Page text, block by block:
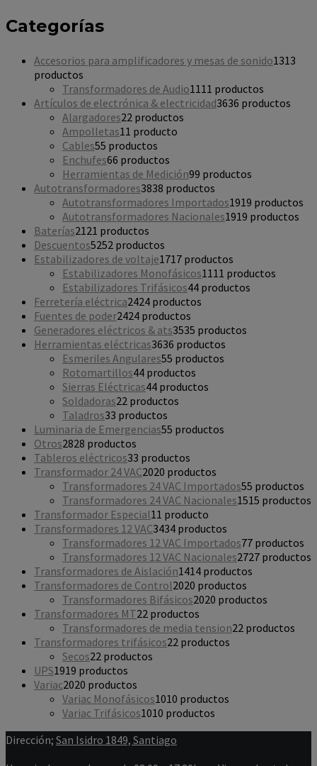
Categorías
Accesorios para amplificadores y mesas de sonido1313
productos
Transformadores de Audio11 11 productos
Artículos de electrónica & electricidad3636 productos
Alargadores22 productos
Ampolletas1 1 producto
Cables55 productos
Enchufes66 productos
Herramientas de Medición99 productos
Autotransformadores3838 productos
Autotransformadores Importados1919 productos
Autotransformadores Nacionales1919 productos
Baterías21 21 productos
Descuentos5252 productos
Estabilizadores de voltaje1717 productos
Estabilizadores Monofásicos11 11 productos
Estabilizadores Trifásicos44 productos
Ferretería eléctrica2424 productos
Fuentes de poder2424 productos
Generadores eléctricos & ats3535 productos
Herramientas eléctricas3636 productos
Esmeriles Angulares55 productos
Rotomartillos44 productos
Sierras Eléctricas44 productos
Soldadoras22 productos
Taladros33 productos
Luminaria de Emergencias55 productos
Otros2828 productos
Tableros eléctricos33 productos
Transformador 24 VAC2020 productos
Transformadores 24 VAC Importados55 productos
Transformadores 24 VAC Nacionales1515 productos
Transformador Especial1 1 producto
Transformadores 12 VAC3434 productos
Transformadores 12 VAC Importados77 productos
Transformadores 12 VAC Nacionales2727 productos
Transformadores de Aislación1414 productos
Transformadores de Control2020 productos
Transformadores Bifásicos2020 productos
Transformadores MT22 productos
Transformadores de media tension22 productos
Transformadores trifásicos22 productos
Secos22 productos
UPS1919 productos
Variac2020 productos
Variac Monofásicos1010 productos
Variac Trifásicos1010 productos
Dirección; San Isidro 1849, Santiago